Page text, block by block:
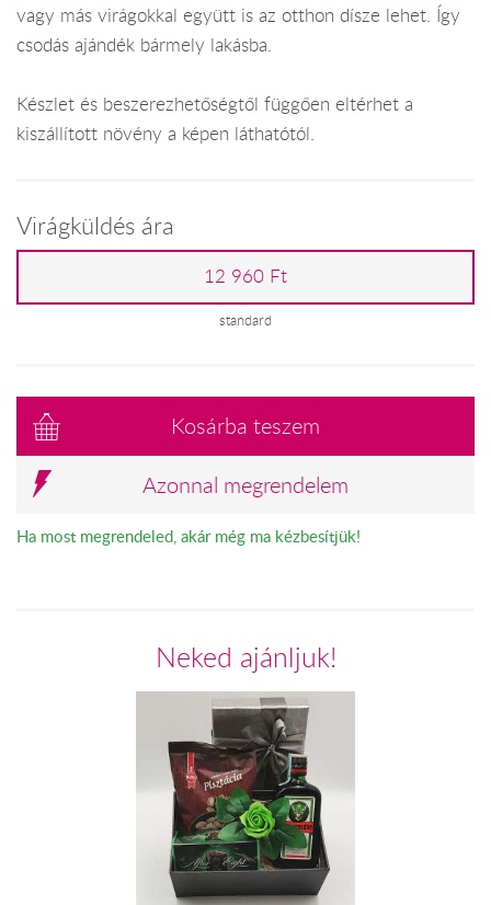
vagy más virágokkal együtt is az otthon dísze lehet. Így
csodás ajándék bármely lakásba.
Készlet és beszerezhetőségtől függően eltérhet a
kiszállított növény a képen láthatótól.
Virágküldés ára
12 960 Ft
standard
Kosárba teszem
Azonnal megrendelem
Ha most megrendeled, akár még ma kézbesítjük!
Neked ajánljuk!